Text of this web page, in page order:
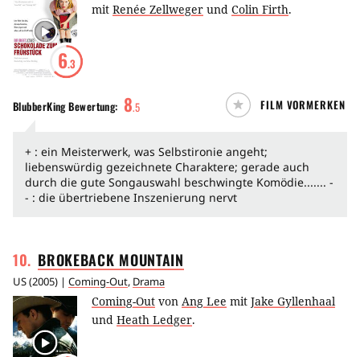
6.3
mit Renée Zellweger und Colin Firth.
BlubberKingBewertung: 8.5 FILM VORMERKEN
+ : ein Meisterwerk, was Selbstironie angeht;
liebenswürdig gezeichnete Charaktere; gerade auch
durch die gute Songauswahl beschwingte Komödie....... -
- : die übertriebene Inszenierung nervt
10. BROKEBACK MOUNTAIN
US(2005) | Coming-Out, Drama
Coming-Out von Ang Lee mit Jake Gyllenhaal
und Heath Ledger.